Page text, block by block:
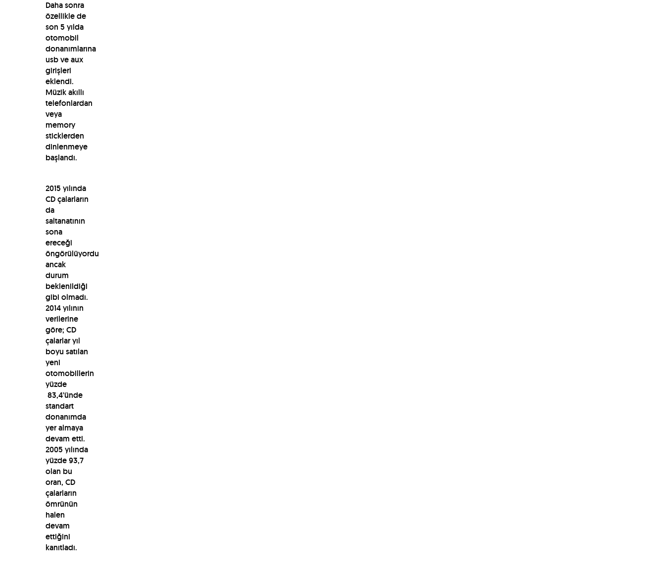
Daha sonra
özellikle de
son 5 yılda
otomobil
donanımlarına
usb ve aux
girişleri
eklendi.
Müzik akıllı
telefonlardan
veya
memory
sticklerden
dinlenmeye
başlandı.
2015 yılında
CD çalarların
da
saltanatının
sona
ereceği
öngörülüyordu
ancak
durum
beklenildiği
gibi olmadı.
2014 yılının
verilerine
göre; CD
çalarlar yıl
boyu satılan
yeni
otomobillerin
yüzde
83,4’ünde
standart
donanımda
yer almaya
devam etti.
2005 yılında
yüzde 93,7
olan bu
oran, CD
çalarların
ömrünün
halen
devam
ettiğini
kanıtladı.